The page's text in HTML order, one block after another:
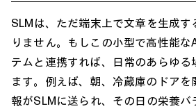
SLMは、ただ端末上で文章を生成す
りません。もしこの小型で高性能な
テムと連携すれば、日常のあらゆる
ます。例えば、朝、冷蔵庫のドアを
報がSLMに送られ、その日の栄養バ